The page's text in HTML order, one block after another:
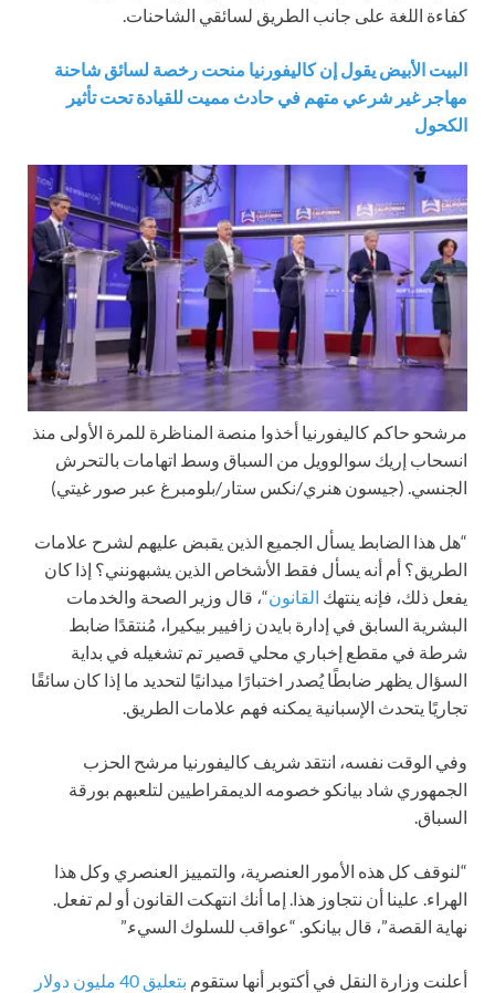
كفاءة اللغة على جانب الطريق لسائقي الشاحنات.
البيت الأبيض يقول إن كاليفورنيا منحت رخصة لسائق شاحنة
مهاجر غير شرعي متهم في حادث مميت للقيادة تحت تأثير
الكحول
مرشحو حاكم كاليفورنيا أخذوا منصة المناظرة للمرة الأولى منذ
انسحاب إريك سوالوويل من السباق وسط اتهامات بالتحرش
الجنسي. (جيسون هنري/نكس ستار/بلومبرغ عبر صور غيتي)
“هل هذا الضابط يسأل الجميع الذين يقبض عليهم لشرح علامات
الطريق؟ أم أنه يسأل فقط الأشخاص الذين يشبهونني؟ إذا كان
يفعل ذلك، فإنه ينتهك القانون“، قال وزير الصحة والخدمات
البشرية السابق في إدارة بايدن زافيير بيكيرا، مُنتقدًا ضابط
شرطة في مقطع إخباري محلي قصير تم تشغيله في بداية
السؤال يظهر ضابطًا يُصدر اختبارًا ميدانيًا لتحديد ما إذا كان سائقًا
تجاريًا يتحدث الإسبانية يمكنه فهم علامات الطريق.
وفي الوقت نفسه، انتقد شريف كاليفورنيا مرشح الحزب
الجمهوري شاد بيانكو خصومه الديمقراطيين لتلعبهم بورقة
السباق.
“لنوقف كل هذه الأمور العنصرية، والتمييز العنصري وكل هذا
الهراء. علينا أن نتجاوز هذا. إما أنك انتهكت القانون أو لم تفعل.
نهاية القصة”، قال بيانكو. “عواقب للسلوك السيء.”
أعلنت وزارة النقل في أكتوبر أنها ستقوم
بتعليق 40 مليون دولار